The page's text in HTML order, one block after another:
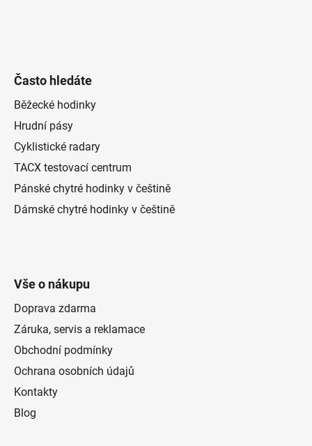
Často hledáte
Běžecké hodinky
Hrudní pásy
Cyklistické radary
TACX testovací centrum
Pánské chytré hodinky v češtině
Dámské chytré hodinky v češtině
Vše o nákupu
Doprava zdarma
Záruka, servis a reklamace
Obchodní podmínky
Ochrana osobních údajů
Kontakty
Blog